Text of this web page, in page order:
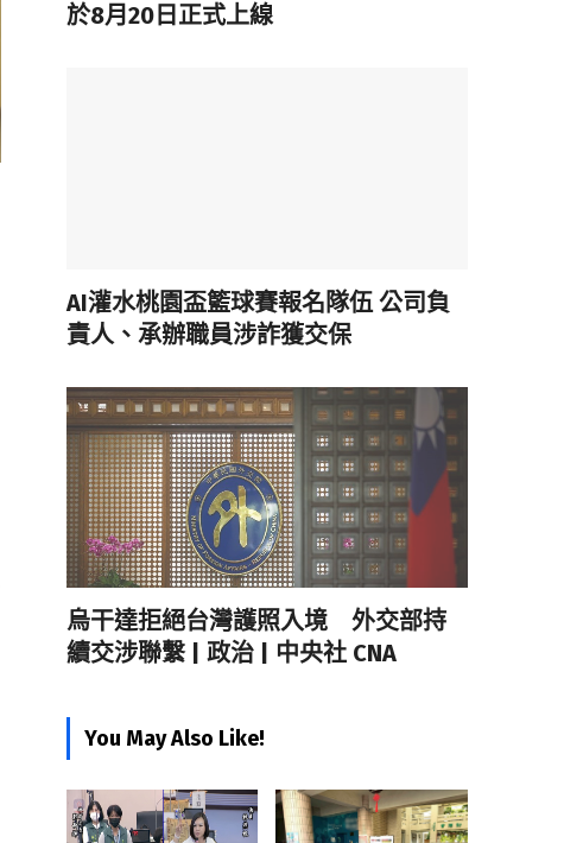
於8月20日正式上線
AI灌水桃園盃籃球賽報名隊伍 公司負
責人、承辦職員涉詐獲交保
烏干達拒絕台灣護照入境 外交部持
續交涉聯繫 | 政治 | 中央社 CNA
You May Also Like!